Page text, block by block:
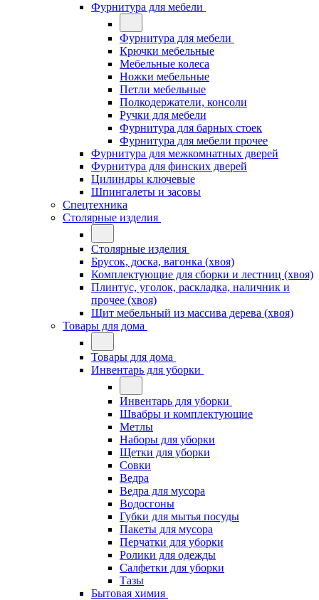
Фурнитура для мебели
Фурнитура для мебели
Крючки мебельные
Мебельные колеса
Ножки мебельные
Петли мебельные
Полкодержатели, консоли
Ручки для мебели
Фурнитура для барных стоек
Фурнитура для мебели прочее
Фурнитура для межкомнатных дверей
Фурнитура для финских дверей
Цилиндры ключевые
Шпингалеты и засовы
Спецтехника
Столярные изделия
Столярные изделия
Брусок, доска, вагонка (хвоя)
Комплектующие для сборки и лестниц (хвоя)
Плинтус, уголок, раскладка, наличник и
прочее (хвоя)
Щит мебельный из массива дерева (хвоя)
Товары для дома
Товары для дома
Инвентарь для уборки
Инвентарь для уборки
Швабры и комплектующие
Метлы
Наборы для уборки
Щетки для уборки
Совки
Ведра
Ведра для мусора
Водосгоны
Губки для мытья посуды
Пакеты для мусора
Перчатки для уборки
Ролики для одежды
Салфетки для уборки
Тазы
Бытовая химия